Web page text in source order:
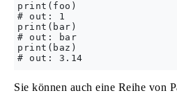
print(foo)
# out: 1
print(bar)
# out: bar
print(baz)
Sie können auch eine Reihe von